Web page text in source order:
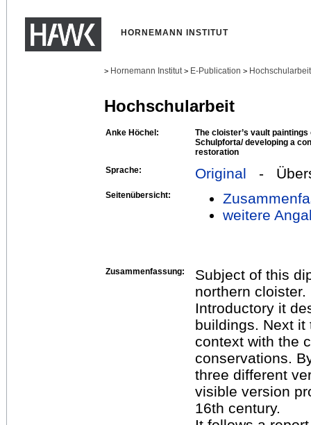
HORNEMANN INSTITUT
> Hornemann Institut > E-Publication >
Hochschularbeit
Anke Höchel:
The cloister’s vault
Schulpforta/ developing a
restoration
Sprache:
Original -
Seitenübersicht:
weitere
Zusammenfassung:
Subject of this
northern cloister.
Introductory it
buildings. Next
context with the
conservations.
three different
visible version
16th century.